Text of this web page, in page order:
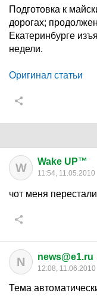
Подготовка к
дорогах;
Екатеринбурге
недели.
Оригинал статьи
W Wake UP™
11:54, 11.05.2010
чот меня
N news@e1.ru
12:08, 11.06.2010
Тема